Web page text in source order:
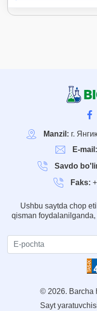
Manzil: г.
E-mail:
Savdo
Faks:
Ushbu saytda chop
qisman
© 2026. Barcha
Sayt